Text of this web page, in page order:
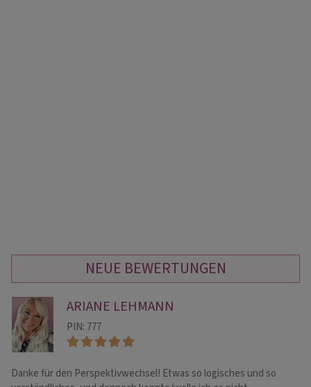
NEUE BEWERTUNGEN
ARIANE LEHMANN
PIN: 777
Danke für den Perspektivwechsel! Etwas so logisches und so